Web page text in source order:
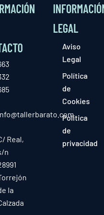
Real,
n
la
LEGAL
Aviso
Legal
Política
de
Cookies
Política
de
privacidad